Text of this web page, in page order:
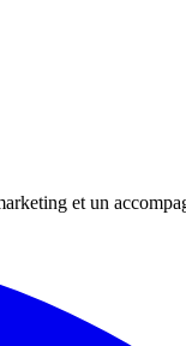
et un